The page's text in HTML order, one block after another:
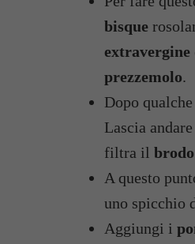
bisque
extravergine
prezzemolo.
Dopo
Lascia
filtra il brodo
A questo
uno spicchio
Aggiungi i